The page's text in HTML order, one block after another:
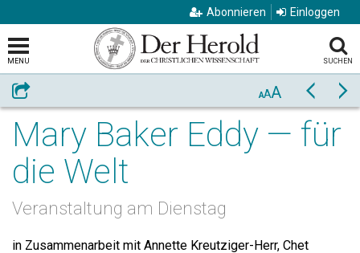
Abonnieren Einloggen
MENU SUCHEN
Weiterempfehlen AAA Zurück
Mary Baker Eddy — für
die Welt
Veranstaltung am Dienstag
in Zusammenarbeit mit Annette Kreutziger-Herr, Chet